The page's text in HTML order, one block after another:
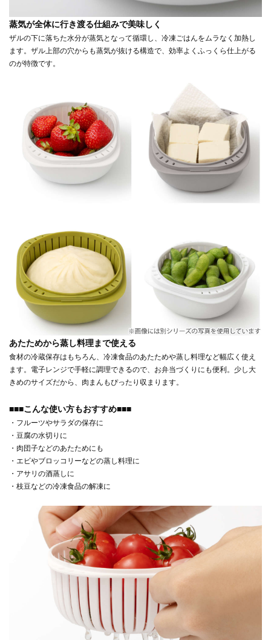
蒸気が全体に行き渡る仕組みで美味しく
ザルの下に落ちた水分が蒸気となって循環し、冷凍ごはんをムラなく加熱し
ます。ザル上部の穴からも蒸気が抜ける構造で、効率よくふっくら仕上がる
のが特徴です。
あたためから蒸し料理まで使える
食材の冷蔵保存はもちろん、冷凍食品のあたためや蒸し料理など幅広く使え
ます。電子レンジで手軽に調理できるので、お弁当づくりにも便利。少し大
きめのサイズだから、肉まんもぴったり収まります。
■■■こんな使い方もおすすめ■■■
・フルーツやサラダの保存に
・豆腐の水切りに
・肉団子などのあたためにも
・エビやブロッコリーなどの蒸し料理に
・アサリの酒蒸しに
・枝豆などの冷凍食品の解凍に